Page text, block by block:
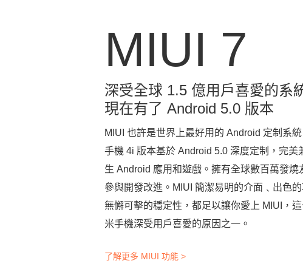
MIUI 7
深受全球 1.5 億用戶喜愛的系
現在有了 Android 5.0 版本
MIUI 也許是世界上最好用的 Android 定制系
手機 4i 版本基於 Android 5.0 深度定制，完美
生 Android 應用和遊戲。擁有全球數百萬發燒
參與開發改進。MIUI 簡潔易明的介面﹑出色
無懈可擊的穩定性，都足以讓你愛上 MIUI，
米手機深受用戶喜愛的原因之一。
了解更多 MIUI 功能 >